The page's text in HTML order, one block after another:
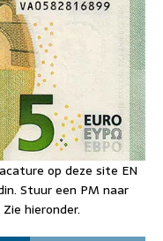
op deze site EN
Stuur een PM naar
hieronder.